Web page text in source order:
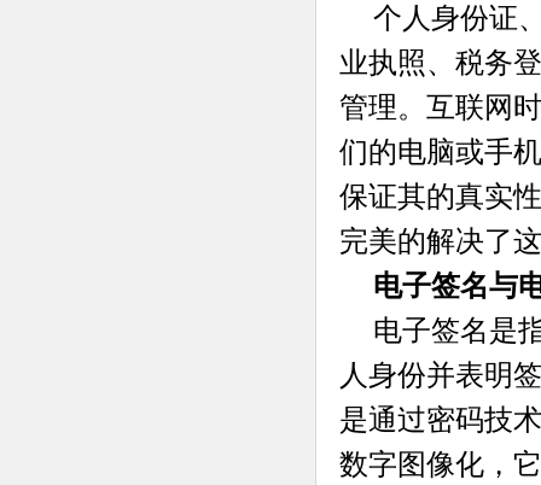
个人身份证
业执照、税务
管理。互联网
们的电脑或手
保证其的真实
完美的解决了
电子签名与
电子签名是
人身份并表明
是通过密码技
数字图像化，